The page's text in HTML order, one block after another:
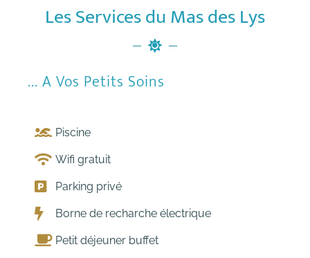
Les Services du Mas des Lys
... A Vos Petits Soins
Piscine
Wifi gratuit
Parking privé
Borne de recharche électrique
Petit déjeuner buffet